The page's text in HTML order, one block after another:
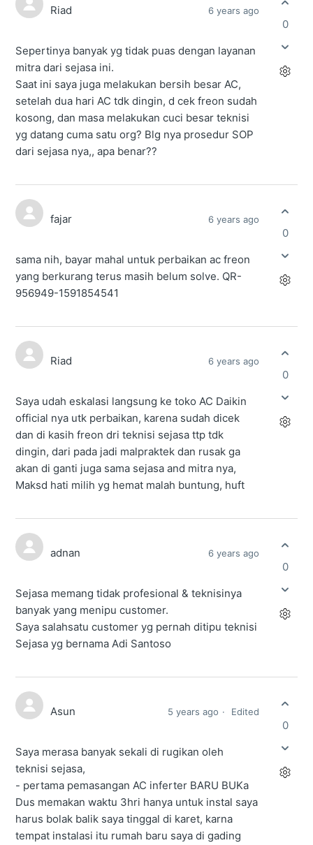
Riad 6 years ago
Sepertinya banyak yg tidak puas dengan layanan
mitra dari sejasa ini.
Saat ini saya juga melakukan bersih besar AC,
setelah dua hari AC tdk dingin, d cek freon sudah
kosong, dan masa melakukan cuci besar teknisi
yg datang cuma satu org? Blg nya prosedur SOP
dari sejasa nya,, apa benar??
0
fajar 6 years ago
sama nih, bayar mahal untuk perbaikan ac freon
yang berkurang terus masih belum solve. QR-
956949-1591854541
0
Riad 6 years ago
Saya udah eskalasi langsung ke toko AC Daikin
official nya utk perbaikan, karena sudah dicek
dan di kasih freon dri teknisi sejasa ttp tdk
dingin, dari pada jadi malpraktek dan rusak ga
akan di ganti juga sama sejasa and mitra nya,
Maksd hati milih yg hemat malah buntung, huft
0
adnan 6 years ago
Sejasa memang tidak profesional & teknisinya
banyak yang menipu customer.
Saya salahsatu customer yg pernah ditipu teknisi
Sejasa yg bernama Adi Santoso
0
Asun 5 years ago Edited
Saya merasa banyak sekali di rugikan oleh
teknisi sejasa,
- pertama pemasangan AC inferter BARU BUKa
Dus memakan waktu 3hri hanya untuk instal saya
harus bolak balik saya tinggal di karet, karna
tempat instalasi itu rumah baru saya di gading
0